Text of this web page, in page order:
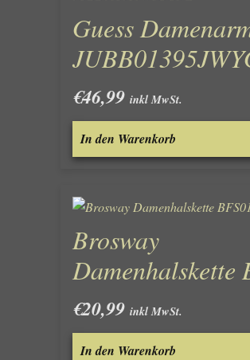
Guess
€46,99 inkl MwSt.
In den Warenkorb
Brosway
Damenhalskette
€20,99 inkl MwSt.
In den Warenkorb